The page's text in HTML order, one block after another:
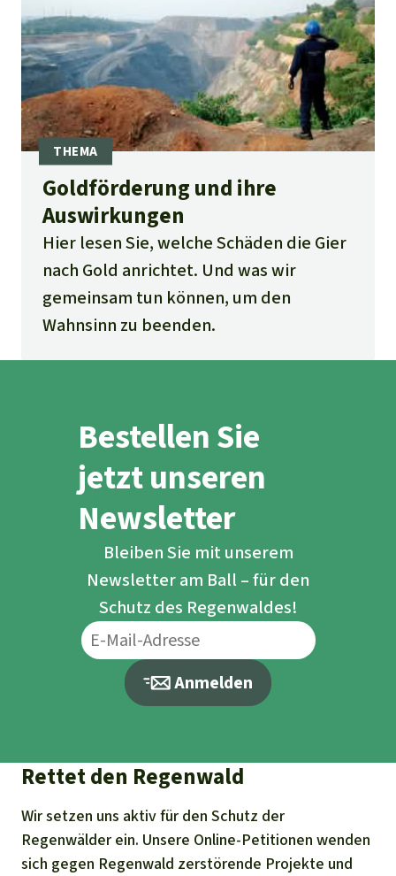
Goldförderung und ihre
Auswirkungen
Hier lesen Sie, welche Schäden die Gier
nach Gold anrichtet. Und was wir
gemeinsam tun können, um den
Wahnsinn zu beenden.
Bestellen Sie
jetzt unseren
Newsletter
Bleiben Sie mit unserem
Newsletter am Ball – für den
Schutz des Regenwaldes!
Anmelden
Rettet den Regenwald
Wir setzen uns aktiv für den Schutz der
Regenwälder ein. Unsere Online-Petitionen wenden
sich gegen Regenwald zerstörende Projekte und